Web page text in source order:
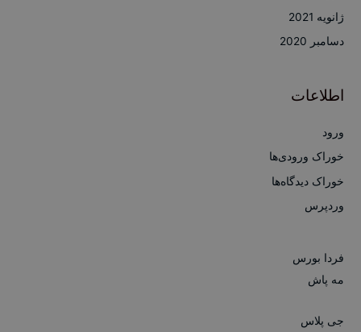
ژانویه 2021
دسامبر 2020
اطلاعات
ورود
خوراک ورودی‌ها
خوراک دیدگاه‌ها
وردپرس
فردا بورس
مه پاش
جی پلاس